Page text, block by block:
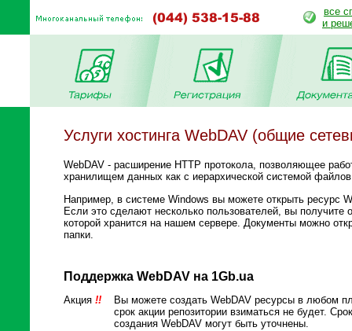
все
и
Услуги хостинга WebDAV (общие
WebDAV - расширение HTTP протокола, позволяющее
хранилищем данных как с иерархической системой
Например, в системе Windows вы можете открыть ресурс
Если это сделают несколько пользователей, вы
которой хранится на нашем сервере. Документы можно
папки.
Поддержка WebDAV на 1Gb.ua
Акция !!
Вы можете создать WebDAV ресурсы в любом
срок акции репозитории взиматься не будет.
создания WebDAV могут быть уточнены.